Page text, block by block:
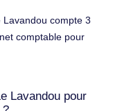
compte 3
comptable pour
Lavandou pour